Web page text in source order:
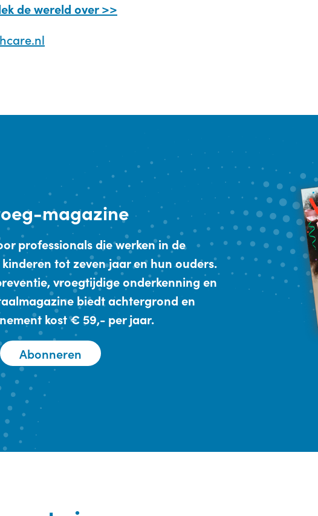
de wereld over >>
magazine
professionals die werken in de
tot zeven jaar en hun ouders.
vroegtijdige onderkenning en
biedt achtergrond en
kost € 59,- per jaar.
Abonneren